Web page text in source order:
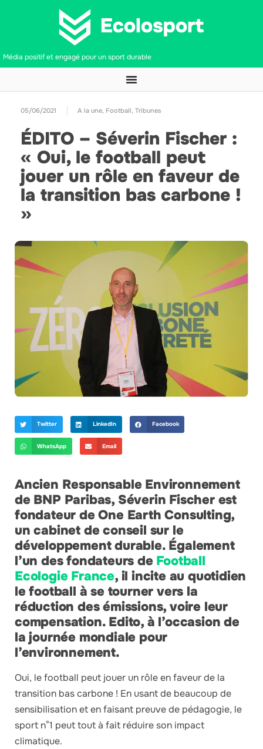
Média positif et engagé pour un sport durable
05/06/2021 A la une, Football, Tribunes
ÉDITO – Séverin Fischer :
« Oui, le football peut
jouer un rôle en faveur de
la transition bas carbone !
»
Twitter LinkedIn Facebook
WhatsApp Email
Ancien Responsable Environnement
de BNP Paribas, Séverin Fischer est
fondateur de One Earth Consulting,
un cabinet de conseil sur le
développement durable. Également
l’un des fondateurs de Football
Ecologie France, il incite au quotidien
le football à se tourner vers la
réduction des émissions, voire leur
compensation. Edito, à l’occasion de
la journée mondiale pour
l’environnement.
Oui, le football peut jouer un rôle en faveur de la
transition bas carbone ! En usant de beaucoup de
sensibilisation et en faisant preuve de pédagogie, le
sport n°1 peut tout à fait réduire son impact
climatique.